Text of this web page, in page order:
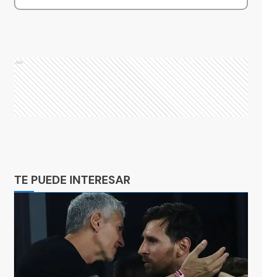
Ads
TE PUEDE INTERESAR